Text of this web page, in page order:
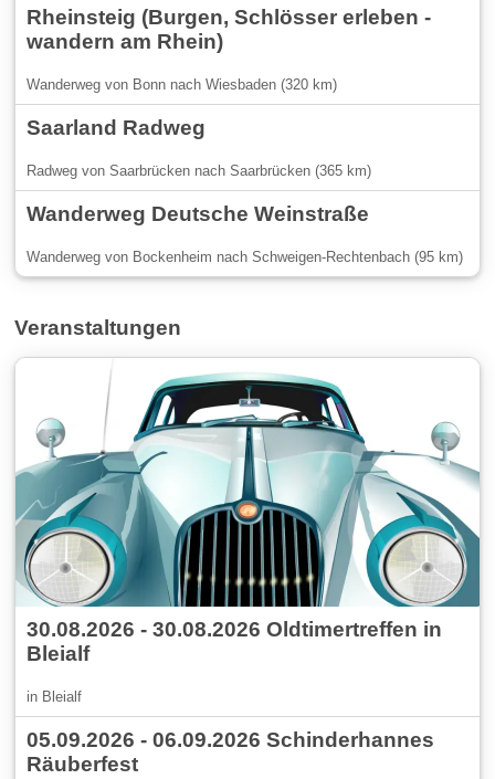
Rheinsteig (Burgen, Schlösser erleben -
wandern am Rhein)
Wanderweg von Bonn nach Wiesbaden (320 km)
Saarland Radweg
Radweg von Saarbrücken nach Saarbrücken (365 km)
Wanderweg Deutsche Weinstraße
Wanderweg von Bockenheim nach Schweigen-Rechtenbach (95 km)
Veranstaltungen
30.08.2026 - 30.08.2026 Oldtimertreffen in
Bleialf
in Bleialf
05.09.2026 - 06.09.2026 Schinderhannes
Räuberfest